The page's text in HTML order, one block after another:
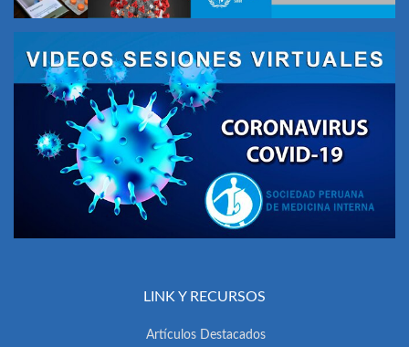
LINK Y RECURSOS
Artículos Destacados